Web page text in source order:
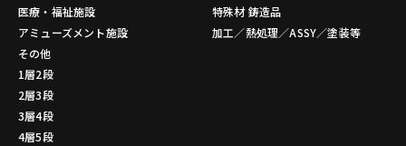
医療・福祉施設
アミューズメント施設
その他
1層2段
2層3段
3層4段
4層5段
特殊材 鋳造品
加工／熱処理／ASSY／塗装等